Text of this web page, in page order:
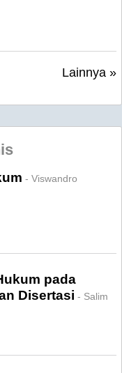
Lainnya »
- Viswandro
pada
Disertasi - Salim